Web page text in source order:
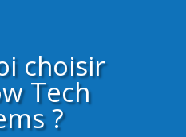
choisir
Tech
?